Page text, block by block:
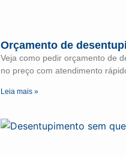
Orçamento de
Veja como pedir orçamento de
no preço com atendimento
Leia mais »